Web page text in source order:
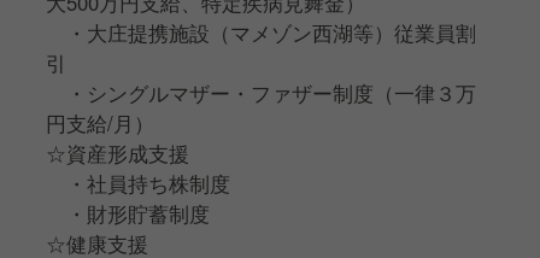
・大庄提携施設（マメゾン⻄湖等）従業員割
引
・シングルマザー・ファザー制度（一律３万
円支給/月）
☆資産形成支援
・社員持ち株制度
・財形貯蓄制度
☆健康支援